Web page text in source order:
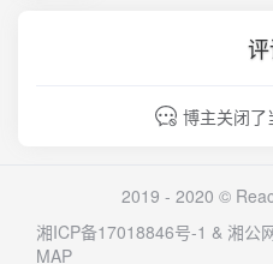
博主关闭了
2019 - 2020 ©
湘ICP备17018846号-1 & 湘公
MAP